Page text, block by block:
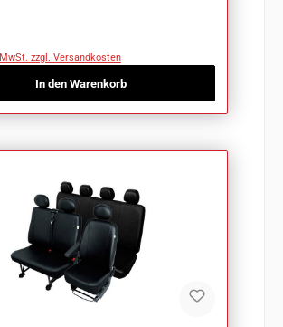
zzgl. Versandkosten
In den Warenkorb